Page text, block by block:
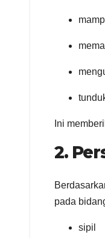
Ini
2.
pada
sipil